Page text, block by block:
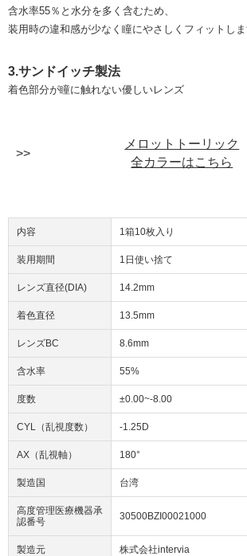
含水率55％と水分を多く含むため、
装用時の違和感が少なく瞳にやさしくフィットしま
3.サンドイッチ製法
着色部分が瞳に触れない優しいレンズ
メロットトーリック
全カラーはこちら
内容 1箱10枚入り
装用期間 1日使い捨て
レンズ直径(DIA) 14.2mm
着色直径 13.5mm
レンズBC 8.6mm
含水率 55%
度数 ±0.00~-8.00
CYL（乱視度数） -1.25D
AX（乱視軸） 180°
製造国 台湾
高度管理医療機器承
認番号
30500BZI00021000
製造元 株式会社intervia